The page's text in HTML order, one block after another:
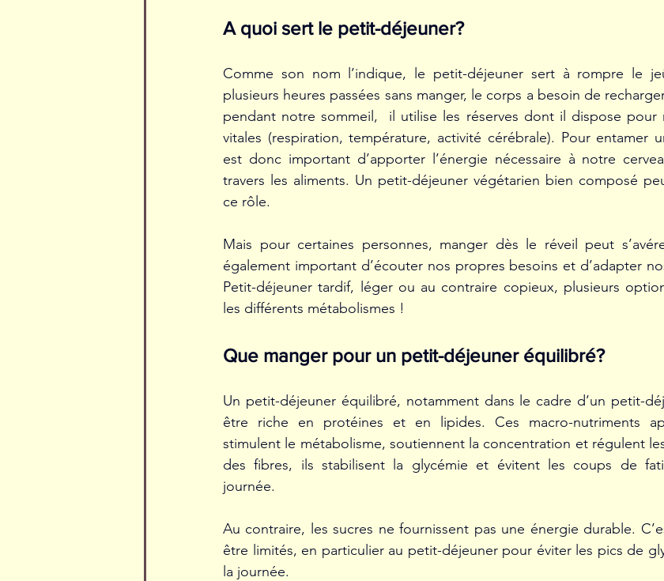
A quoi sert le petit-déjeuner?
Comme son nom l’indique, le petit-déjeuner sert à rompre le
plusieurs heures passées sans manger, le corps a besoin de
pendant notre sommeil,  il utilise les réserves dont il dispose pour
vitales (respiration, température, activité cérébrale). Pour entamer
est donc important d’apporter l’énergie nécessaire à notre
travers les aliments. Un petit-déjeuner végétarien bien composé
ce rôle.
Mais pour certaines personnes, manger dès le réveil peut
également important d’écouter nos propres besoins et d’adapter
Petit-déjeuner tardif, léger ou au contraire copieux, plusieurs
les différents métabolismes !
Que manger pour un petit-déjeuner équilibré?
Un petit-déjeuner équilibré, notamment dans le cadre d’un petit-
être riche en protéines et en lipides. Ces macro-nutriments
stimulent le métabolisme, soutiennent la concentration et régulent
des fibres, ils stabilisent la glycémie et évitent les coups de
journée.
Au contraire, les sucres ne fournissent pas une énergie durable.
être limités, en particulier au petit-déjeuner pour éviter les pics de
la journée.